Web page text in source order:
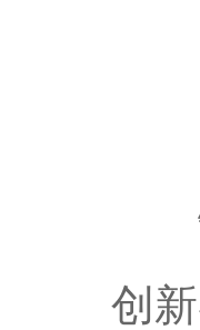
铁
创